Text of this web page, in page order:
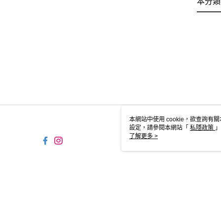
本網站中使用 cookie，欲查詢有
設定，請參閱本網站「 私隱政策
用 cookie。
了解更多 >